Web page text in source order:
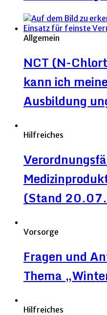
Allgemein
NCT (N-
kann ich
Ausbildung
Hilfreiches
(Stand
Vorsorge
Fragen und
Thema
Hilfreiches